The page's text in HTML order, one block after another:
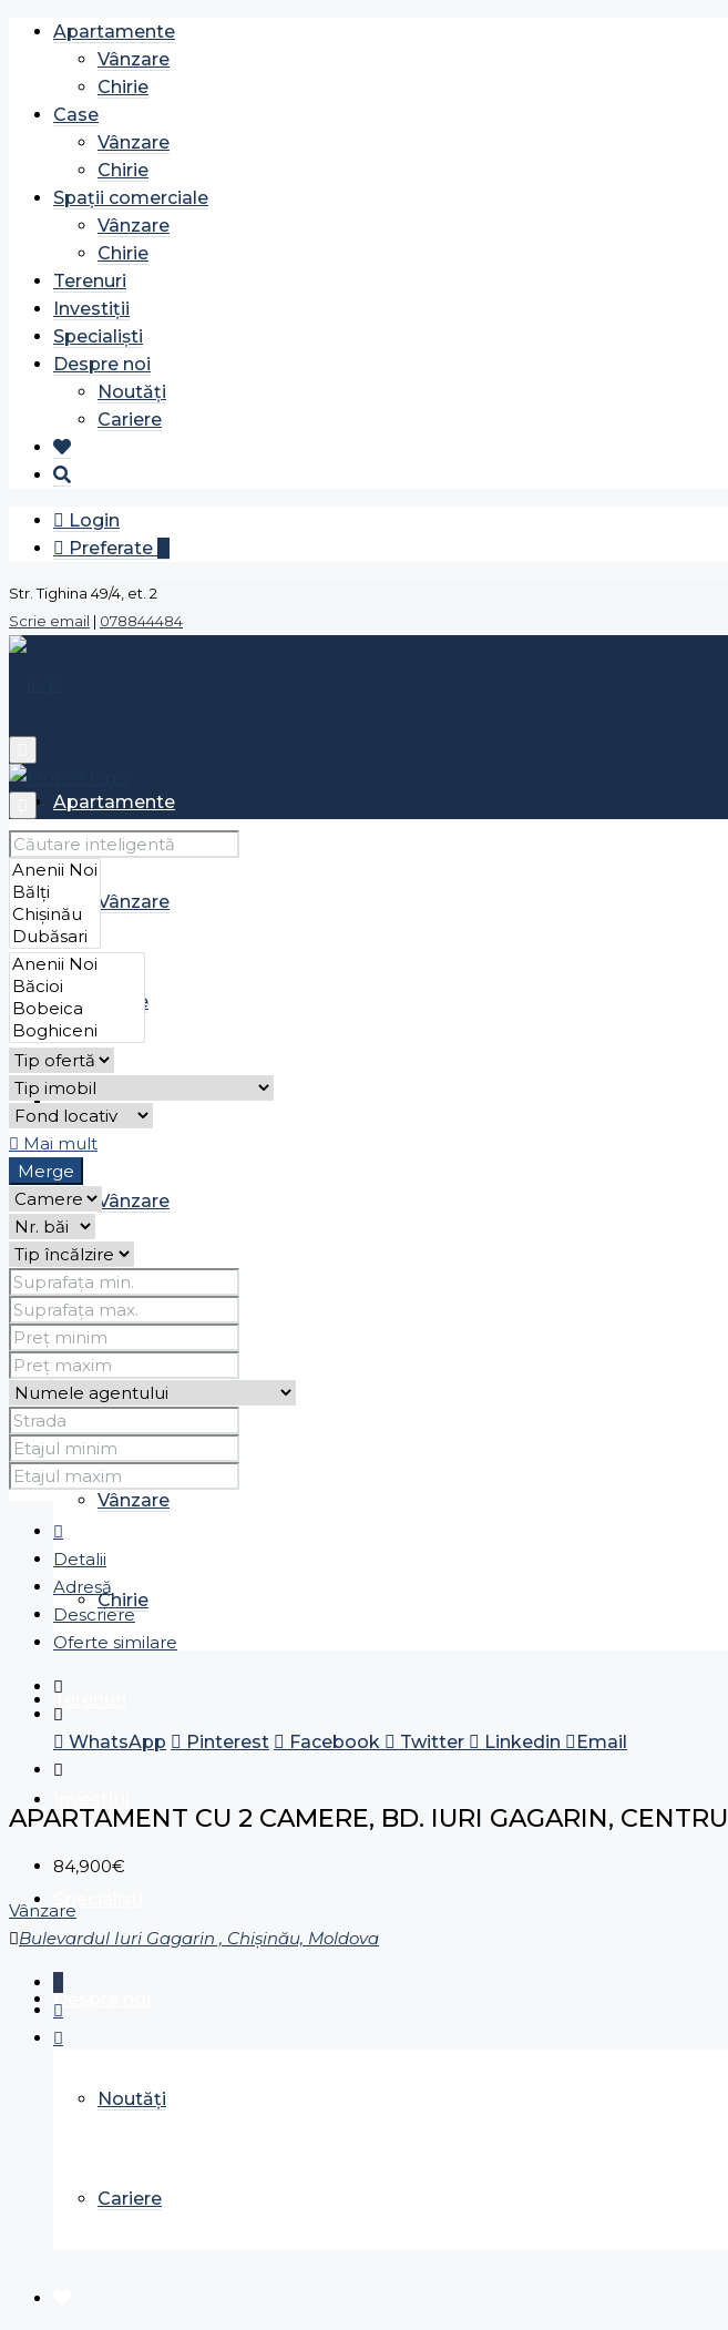
Apartamente
Vânzare
Chirie
Case
Vânzare
Chirie
Spații comerciale
Vânzare
Chirie
Terenuri
Investiții
Specialiști
Despre noi
Noutăți
Cariere
Login
Preferate
Str. Tighina 49/4, et. 2
Scrie email | 078844484
Apartamente
Vânzare
Chirie
Case
Vânzare
Chirie
Spații comerciale
Vânzare
Chirie
Terenuri
Despre noi
Noutăți
Cariere
Mai mult
Merge
Detalii
Adresă
Descriere
Oferte similare
WhatsApp Pinterest Facebook Twitter Linkedin Email
APARTAMENT CU 2 CAMERE, BD. IURI GAGARIN, CENTRU
84,900€
Vânzare
Bulevardul Iuri Gagarin , Chișinău, Moldova